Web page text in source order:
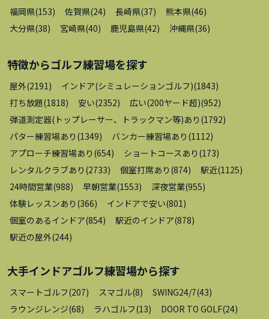
福岡県(153) 佐賀県(24) 長崎県(37) 熊本県(46)
大分県(38) 宮崎県(40) 鹿児島県(42) 沖縄県(36)
特徴からゴルフ練習場を探す
屋外(2191) インドア(シミュレーションゴルフ)(1843)
打ち放題(1818) 安い(2352) 広い(200ヤード超)(952)
弾道測定器(トップレーサー、トラックマン等)あり (1792)
パター練習場あり (1349) バンカー練習場あり (1112)
アプローチ練習場あり (654) ショートコースあり (173)
レンタルクラブあり (2733) 個室打席あり (874) 駅近(1125)
24時間営業(988) 早朝営業(1553) 深夜営業(955)
体験レッスンあり (366) インドアで安い(801)
個室のあるインドア(854) 駅近のインドア(878)
駅近の屋外(244)
大手インドアゴルフ練習場から探す
スマートゴルフ(207) スマゴル(8) SWING24/7(43)
ラウンジレンジ(68) ラハゴルフ(13) DOOR TO GOLF(24)